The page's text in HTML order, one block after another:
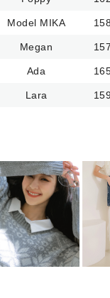
Model MIKA 158
Megan 157
Ada
Lara